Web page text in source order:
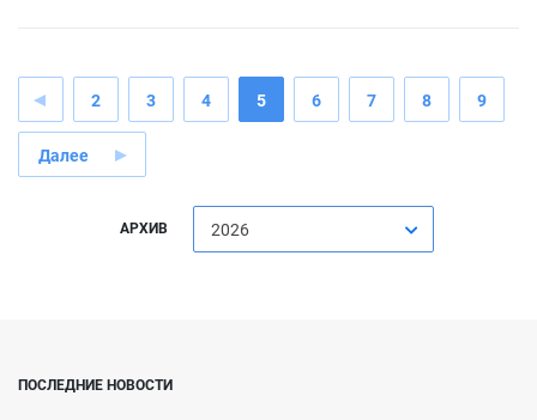
2 3 4 5 6 7 8 9
Далее
АРХИВ 2026
ПОСЛЕДНИЕ НОВОСТИ